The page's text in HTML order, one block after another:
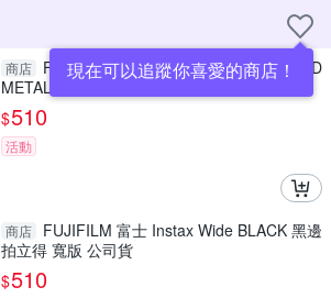
現在可以追蹤你喜愛的商店！
商店
FUJIFILM 富士 Instax Wide BRUSHED
METALLICS 金屬紋 拍立得 寬版 公司貨
$510
活動
商店
FUJIFILM 富士 Instax Wide BLACK 黑邊
拍立得 寬版 公司貨
$510